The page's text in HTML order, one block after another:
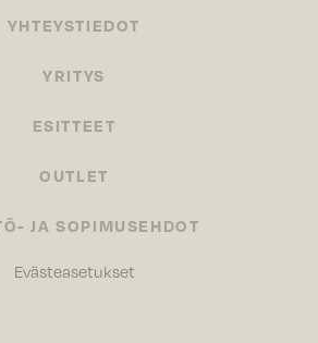
YHTEYSTIEDOT
YRITYS
ESITTEET
OUTLET
JA SOPIMUSEHDOT
Evästeasetukset